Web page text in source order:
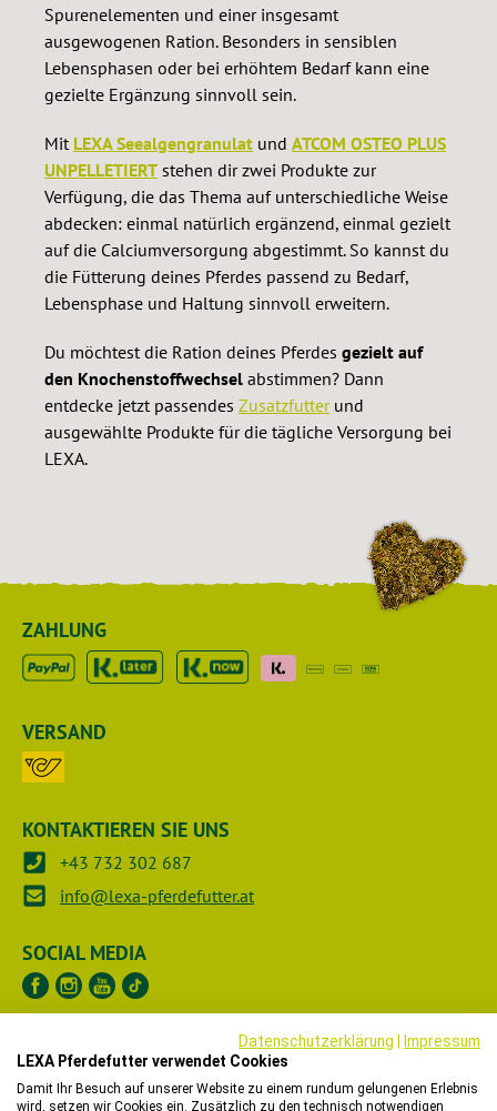
Spurenelementen und einer insgesamt
ausgewogenen Ration. Besonders in sensiblen
Lebensphasen oder bei erhöhtem Bedarf kann eine
gezielte Ergänzung sinnvoll sein.
Mit LEXA Seealgengranulat und ATCOM OSTEO PLUS
UNPELLETIERT stehen dir zwei Produkte zur
Verfügung, die das Thema auf unterschiedliche Weise
abdecken: einmal natürlich ergänzend, einmal gezielt
auf die Calciumversorgung abgestimmt. So kannst du
die Fütterung deines Pferdes passend zu Bedarf,
Lebensphase und Haltung sinnvoll erweitern.
Du möchtest die Ration deines Pferdes gezielt auf
den Knochenstoffwechsel abstimmen? Dann
entdecke jetzt passendes Zusatzfutterund
ausgewählte Produkte für die tägliche Versorgung bei
LEXA.
ZAHLUNG
VERSAND
KONTAKTIEREN SIE UNS
+43 732 302 687
info@lexa-pferdefutter.at
SOCIAL MEDIA
UNTERNEHMEN
RECHTLICHES
Datenschutzerklärung
Impressum
LEXA Pferdefutter verwendet Cookies
Damit Ihr Besuch auf unserer Website zu einem rundum gelungenen Erlebnis
wird, setzen wir Cookies ein. Zusätzlich zu den technisch notwendigen